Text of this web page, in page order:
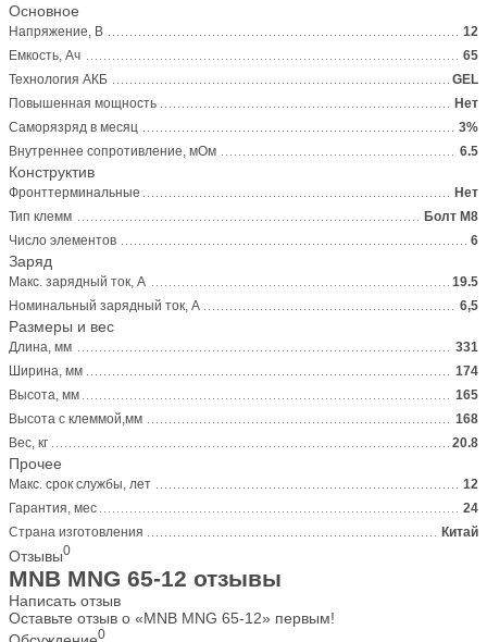
Основное
Напряжение, В
12
Емкость, Ач
65
Технология АКБ
GEL
Повышенная мощность
Нет
Саморязряд в месяц
3%
Внутреннее сопротивление, мОм
6.5
Конструктив
Фронттерминальные
Нет
Тип клемм
Болт М8
Число элементов
6
Заряд
Макс. зарядный ток, А
19.5
Номинальный зарядный ток, А
6,5
Размеры и вес
Длина, мм
331
Ширина, мм
174
Высота, мм
165
Высота с клеммой,мм
168
Вес, кг
20.8
Прочее
Макс. срок службы, лет
12
Гарантия, мес
24
Страна изготовления
Китай
Отзывы0
MNB MNG 65-12 отзывы
Написать отзыв
Оставьте отзыв о «MNB MNG 65-12» первым!
0